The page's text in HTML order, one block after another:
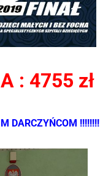
: 4755 zł
DARCZYŃCOM !!!!!!!!